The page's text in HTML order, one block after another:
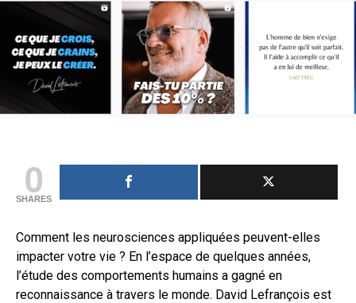
0
SHARES
Comment les neurosciences appliquées peuvent-elles
impacter votre vie ? En l’espace de quelques années,
l’étude des comportements humains a gagné en
reconnaissance à travers le monde. David Lefrançois est